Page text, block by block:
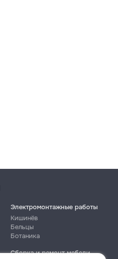
Электромонтажные работы
Кишинёв
Бельцы
Ботаника
Сборка и ремонт мебели